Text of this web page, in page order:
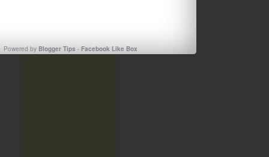
Powered by Blogger Tips - Facebook Like Box